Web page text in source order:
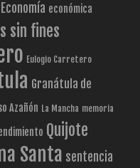
Economía económica
sin fines
Eulogio Carretero
Granátula de
Azañón La Mancha memoria
Quijote
Santa sentencia